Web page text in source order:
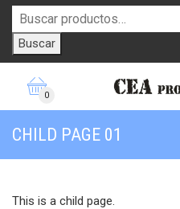
Buscar
0
CHILD PAGE 01
This is a child page.